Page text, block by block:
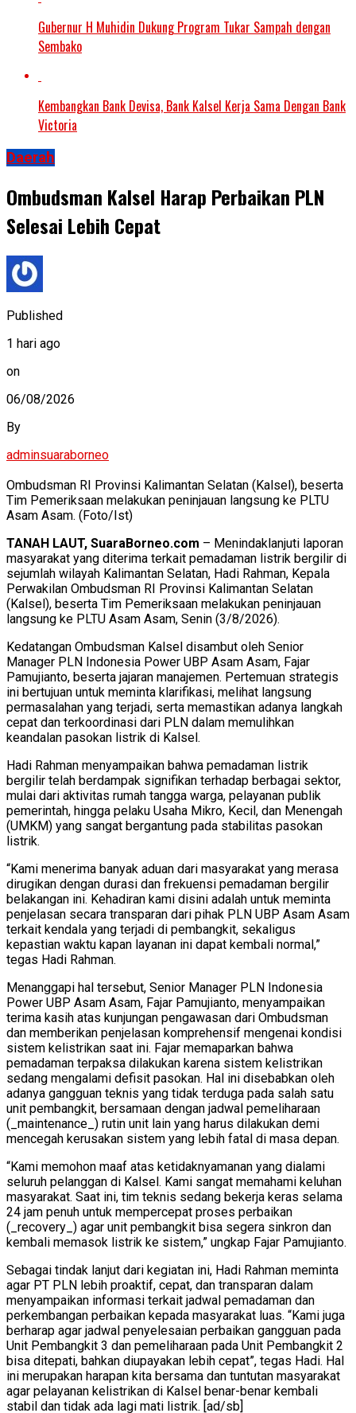
Gubernur H Muhidin Dukung Program Tukar Sampah dengan
Sembako
Kembangkan Bank Devisa, Bank Kalsel Kerja Sama Dengan Bank
Victoria
Daerah
Ombudsman Kalsel Harap Perbaikan PLN
Selesai Lebih Cepat
Published
1 hari ago
on
06/08/2026
By
adminsuaraborneo
Ombudsman RI Provinsi Kalimantan Selatan (Kalsel), beserta
Tim Pemeriksaan melakukan peninjauan langsung ke PLTU
Asam Asam. (Foto/Ist)
TANAH LAUT, SuaraBorneo.com – Menindaklanjuti laporan
masyarakat yang diterima terkait pemadaman listrik bergilir di
sejumlah wilayah Kalimantan Selatan, Hadi Rahman, Kepala
Perwakilan Ombudsman RI Provinsi Kalimantan Selatan
(Kalsel), beserta Tim Pemeriksaan melakukan peninjauan
langsung ke PLTU Asam Asam, Senin (3/8/2026).
Kedatangan Ombudsman Kalsel disambut oleh Senior
Manager PLN Indonesia Power UBP Asam Asam, Fajar
Pamujianto, beserta jajaran manajemen. Pertemuan strategis
ini bertujuan untuk meminta klarifikasi, melihat langsung
permasalahan yang terjadi, serta memastikan adanya langkah
cepat dan terkoordinasi dari PLN dalam memulihkan
keandalan pasokan listrik di Kalsel.
Hadi Rahman menyampaikan bahwa pemadaman listrik
bergilir telah berdampak signifikan terhadap berbagai sektor,
mulai dari aktivitas rumah tangga warga, pelayanan publik
pemerintah, hingga pelaku Usaha Mikro, Kecil, dan Menengah
(UMKM) yang sangat bergantung pada stabilitas pasokan
listrik.
“Kami menerima banyak aduan dari masyarakat yang merasa
dirugikan dengan durasi dan frekuensi pemadaman bergilir
belakangan ini. Kehadiran kami disini adalah untuk meminta
penjelasan secara transparan dari pihak PLN UBP Asam Asam
terkait kendala yang terjadi di pembangkit, sekaligus
kepastian waktu kapan layanan ini dapat kembali normal,”
tegas Hadi Rahman.
Menanggapi hal tersebut, Senior Manager PLN Indonesia
Power UBP Asam Asam, Fajar Pamujianto, menyampaikan
terima kasih atas kunjungan pengawasan dari Ombudsman
dan memberikan penjelasan komprehensif mengenai kondisi
sistem kelistrikan saat ini. Fajar memaparkan bahwa
pemadaman terpaksa dilakukan karena sistem kelistrikan
sedang mengalami defisit pasokan. Hal ini disebabkan oleh
adanya gangguan teknis yang tidak terduga pada salah satu
unit pembangkit, bersamaan dengan jadwal pemeliharaan
(_maintenance_) rutin unit lain yang harus dilakukan demi
mencegah kerusakan sistem yang lebih fatal di masa depan.
“Kami memohon maaf atas ketidaknyamanan yang dialami
seluruh pelanggan di Kalsel. Kami sangat memahami keluhan
masyarakat. Saat ini, tim teknis sedang bekerja keras selama
24 jam penuh untuk mempercepat proses perbaikan
(_recovery_) agar unit pembangkit bisa segera sinkron dan
kembali memasok listrik ke sistem,” ungkap Fajar Pamujianto.
Sebagai tindak lanjut dari kegiatan ini, Hadi Rahman meminta
agar PT PLN lebih proaktif, cepat, dan transparan dalam
menyampaikan informasi terkait jadwal pemadaman dan
perkembangan perbaikan kepada masyarakat luas. “Kami juga
berharap agar jadwal penyelesaian perbaikan gangguan pada
Unit Pembangkit 3 dan pemeliharaan pada Unit Pembangkit 2
bisa ditepati, bahkan diupayakan lebih cepat”, tegas Hadi. Hal
ini merupakan harapan kita bersama dan tuntutan masyarakat
agar pelayanan kelistrikan di Kalsel benar-benar kembali
stabil dan tidak ada lagi mati listrik. [ad/sb]